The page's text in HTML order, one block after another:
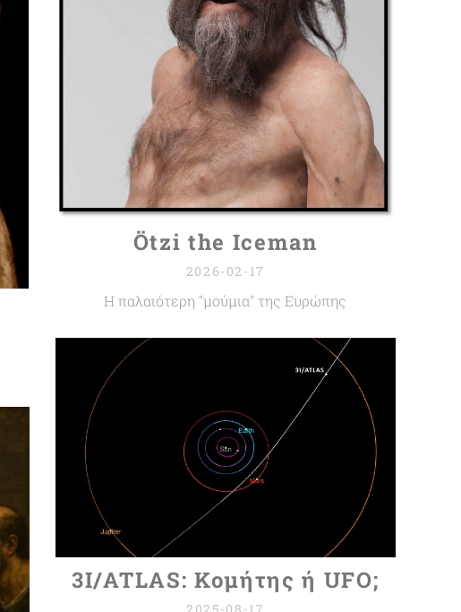
Ötzi the Iceman
2026-02-17
Η παλαιότερη "μούμια" της Ευρώπης
3I/ATLAS: Κομήτης ή UFO;